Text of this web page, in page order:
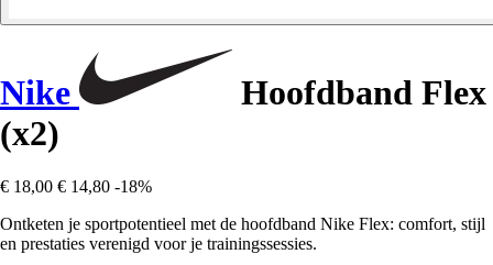
Nike
Hoofdband Flex
(x2)
€ 18,00 € 14,80 -18%
Ontketen je sportpotentieel met de hoofdband Nike Flex: comfort, stijl
en prestaties verenigd voor je trainingssessies.